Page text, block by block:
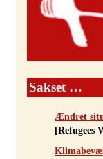
Sakset …
Ændret
[Refugees